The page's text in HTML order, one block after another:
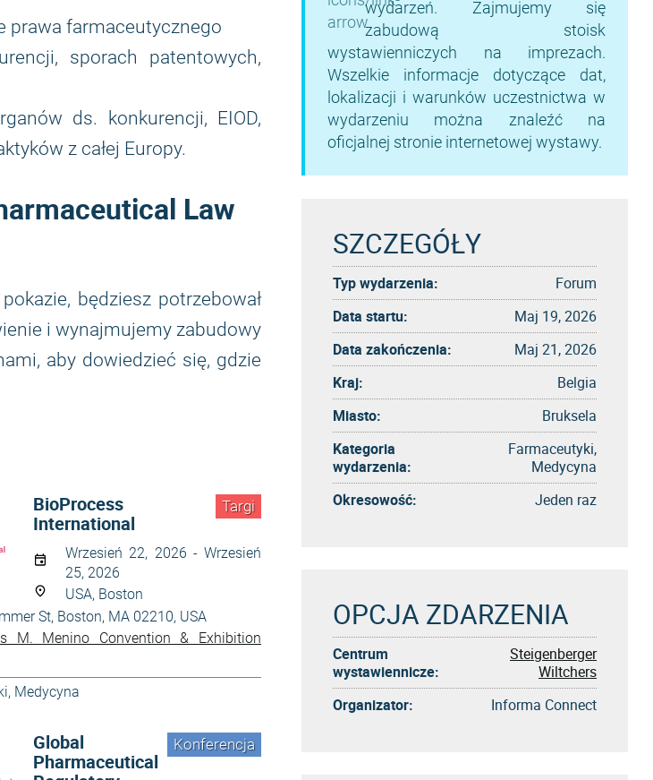
prawa farmaceutycznego
sporach patentowych,
ds. konkurencji, EIOD,
z całej Europy.
Law
będziesz potrzebował
i wynajmujemy zabudowy
aby dowiedzieć się, gdzie
Targi
BioProcess
International
Wrzesień 22, 2026 - Wrzesień
25, 2026
USA, Boston
St, Boston, MA 02210, USA
M. Menino Convention & Exhibition
, Medycyna
Konferencja
Global
Pharmaceutical
wydarzeń. Zajmujemy się
zabudową stoisk
wystawienniczych na imprezach.
Wszelkie informacje dotyczące dat,
lokalizacji i warunków uczestnictwa w
wydarzeniu można znaleźć na
oficjalnej stronie internetowej wystawy.
SZCZEGÓŁY
Typ wydarzenia:
Forum
Data startu:
Maj 19, 2026
Data zakończenia:
Maj 21, 2026
Kraj:
Belgia
Miasto:
Bruksela
Kategoria
wydarzenia:
Farmaceutyki,
Medycyna
Okresowość:
Jeden raz
OPCJA ZDARZENIA
Centrum
wystawiennicze:
Steigenberger
Wiltchers
Organizator:
Informa Connect